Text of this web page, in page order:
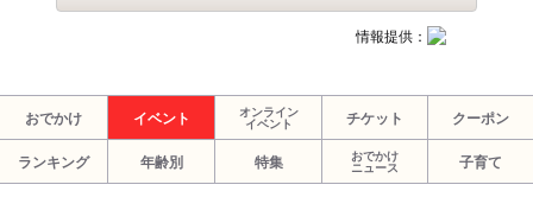
情報提供：
おでかけ イベント
オンライン
イベント
チケット クーポン
ランキング 年齢別 特集
おでかけ
ニュース
子育て